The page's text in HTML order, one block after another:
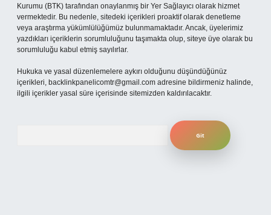
Kurumu (BTK) tarafından onaylanmış bir Yer Sağlayıcı olarak hizmet
vermektedir. Bu nedenle, sitedeki içerikleri proaktif olarak denetleme
veya araştırma yükümlülüğümüz bulunmamaktadır. Ancak, üyelerimiz
yazdıkları içeriklerin sorumluluğunu taşımakta olup, siteye üye olarak bu
sorumluluğu kabul etmiş sayılırlar.
Hukuka ve yasal düzenlemelere aykırı olduğunu düşündüğünüz
içerikleri, backlinkpanelicomtr@gmail.com adresine bildirmeniz halinde,
ilgili içerikler yasal süre içerisinde sitemizden kaldırılacaktır.